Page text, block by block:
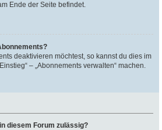
Ende der Seite befindet.
deaktivieren möchtest, so kannst du dies im
– „Abonnements verwalten“ machen.
diesem Forum zulässig?